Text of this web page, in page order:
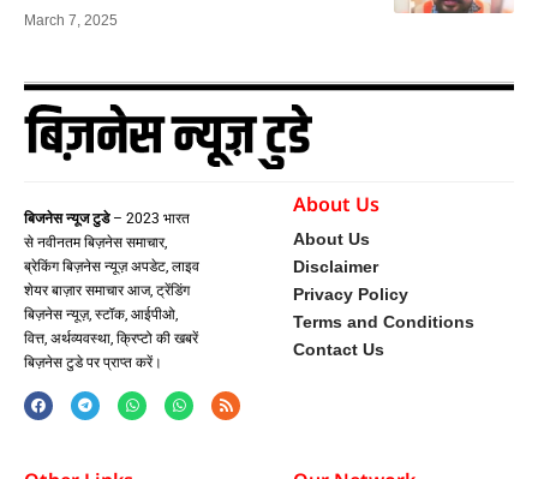
March 7, 2025
बिजनेस न्यूज टुडे– 2023 भारत
से नवीनतम बिज़नेस समाचार,
ब्रेकिंग बिज़नेस न्यूज़ अपडेट, लाइव
शेयर बाज़ार समाचार आज, ट्रेंडिंग
बिज़नेस न्यूज़, स्टॉक, आईपीओ,
वित्त, अर्थव्यवस्था, क्रिप्टो की खबरें
बिज़नेस टुडे पर प्राप्त करें।
About Us
About Us
Disclaimer
Privacy Policy
Terms and Conditions
Contact Us